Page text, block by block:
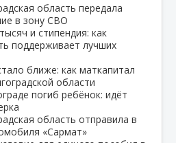
область передала
в зону СВО
и стипендия: как
поддерживает лучших
ближе: как маткапитал
области
погиб ребёнок: идёт
область отправила в
«Сармат»